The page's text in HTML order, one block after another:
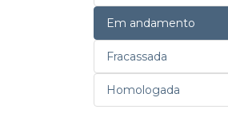
Em andamento
Fracassada
Homologada